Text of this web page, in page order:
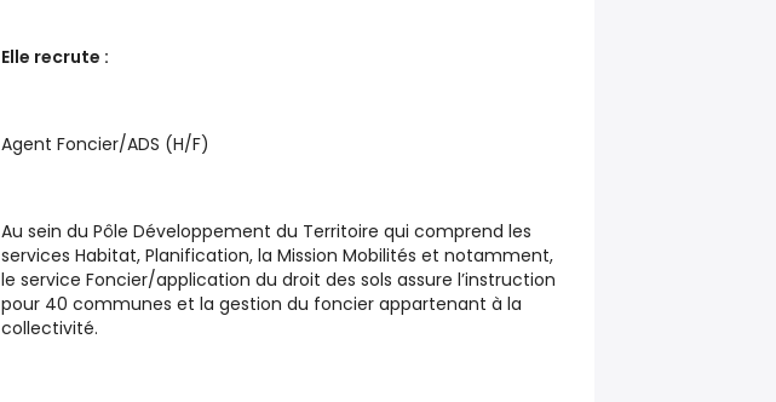
Elle recrute :
Agent Foncier/ADS (H/F)
Au sein du Pôle Développement du Territoire qui comprend les
services Habitat, Planification, la Mission Mobilités et notamment,
le service Foncier/application du droit des sols assure l’instruction
pour 40 communes et la gestion du foncier appartenant à la
collectivité.